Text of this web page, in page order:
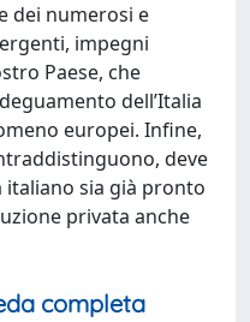
dei numerosi e
impegni
Paese, che
dell’Italia
europei. Infine,
deve
italiano sia già pronto
privata anche
completa